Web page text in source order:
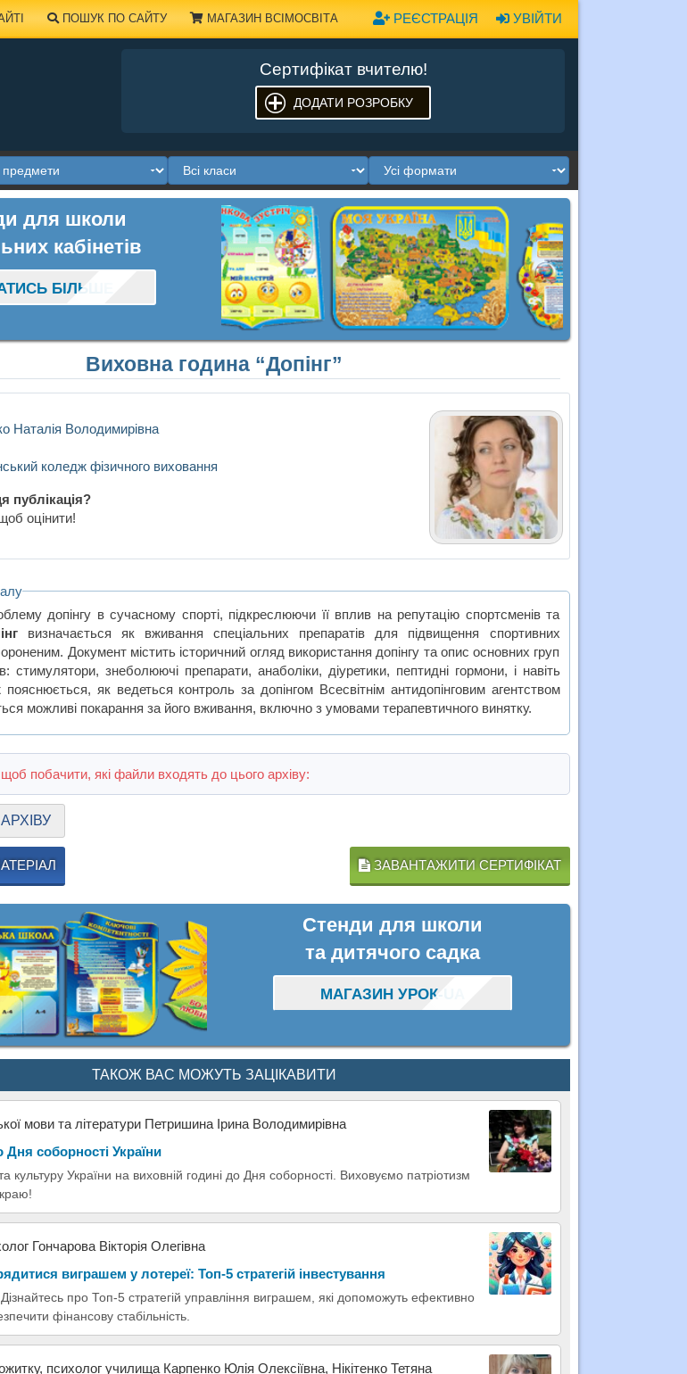
УВІЙТИ
РЕЄСТРАЦІЯ
ПОШУК ПО САЙТУ МАГАЗИН ВСІМОСВІТА
Сертифікат вчителю!
ДОДАТИ РОЗРОБКУ
для школи
кабінетів
БІЛЬШЕ
Виховна година “Допінг”
Наталія Володимирівна
коледж фізичного виховання
публікація?
оцінити!
допінгу в сучасному спорті, підкреслюючи її вплив на репутацію спортсменів та
визначається як вживання спеціальних препаратів для підвищення спортивних
Документ містить історичний огляд використання допінгу та опис основних груп
стимулятори, знеболюючі препарати, анаболіки, діуретики, пептидні гормони, і навіть
пояснюється, як ведеться контроль за допінгом Всесвітнім антидопінговим агентством
можливі покарання за його вживання, включно з умовами терапевтичного винятку.
побачити, які файли входять до цього архіву:
ЗАВАНТАЖИТИ СЕРТИФІКАТ
Стенди для школи
та дитячого садка
МАГАЗИН УРОК-UA
ТАКОЖ ВАС МОЖУТЬ ЗАЦІКАВИТИ
мови та лiтератури Петришина Iрина Володимирiвна
соборності України
культуру України на виховній годині до Дня соборності. Виховуємо патріотизм
Гончарова Вікторія Олегівна
виграшем у лотереї: Топ-5 стратегій інвестування
про Топ-5 стратегій управління виграшем, які допоможуть ефективно
фінансову стабільність.
психолог училища Карпенко Юлія Олексіївна, Нікітенко Тетяна